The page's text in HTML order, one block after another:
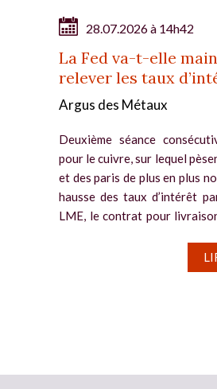
28.07.2026 à 14h42
La Fed va-t-elle
relever les taux
Argus des Métaux
Deuxième séance
pour le cuivre, sur lequel
et des paris de plus en plus
hausse des taux d’intérêt
LME, le contrat pour